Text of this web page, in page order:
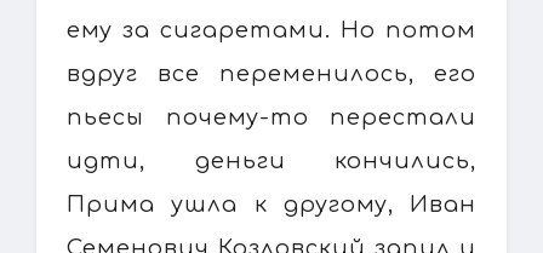
ему за сигаретами. Но потом
вдруг все переменилось, его
пьесы почему-то перестали
идти, деньги кончились,
Прима ушла к другому, Иван
Семенович Козловский запил и